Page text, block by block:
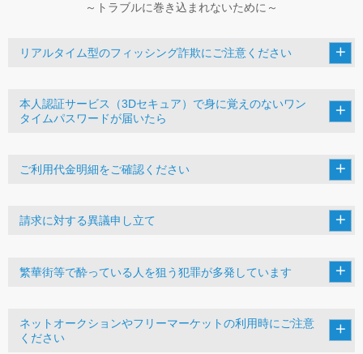
～トラブルに巻き込まれないために～
リアルタイム型のフィッシング詐欺にご注意ください
本人認証サービス（3Dセキュア）で身に覚えのないワン
タイムパスワードが届いたら
ご利用代金明細をご確認ください
請求に対する異議申し立て
繁華街等で酔っている人を狙う犯罪が多発しています
ネットオークションやフリーマーケットの利用時にご注意
ください